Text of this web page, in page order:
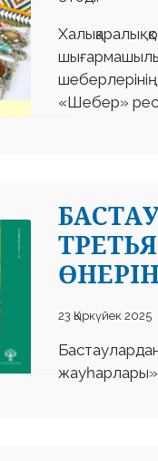
Халықаралық
«Шебер»
23 Қыркүйек 2025